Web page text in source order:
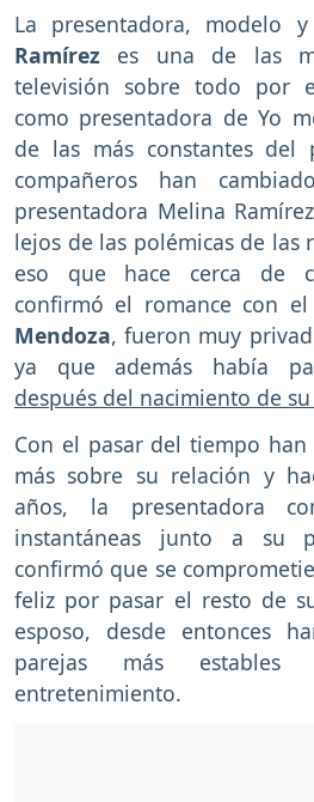
La presentadora, modelo y
Ramírez es una de las
televisión sobre todo por
como presentadora de Yo
de las más constantes del
compañeros han
presentadora Melina
lejos de las polémicas de las
eso que hace cerca de
confirmó el romance con
Mendoza, fueron muy
ya que además había
después del nacimiento de
Con el pasar del tiempo
más sobre su relación y
años, la presentadora
instantáneas junto a su
confirmó que se
feliz por pasar el resto de
esposo, desde entonces
parejas más
entretenimiento.